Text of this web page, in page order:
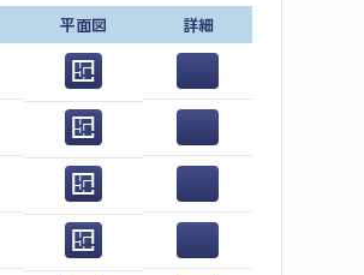
平面図
詳細